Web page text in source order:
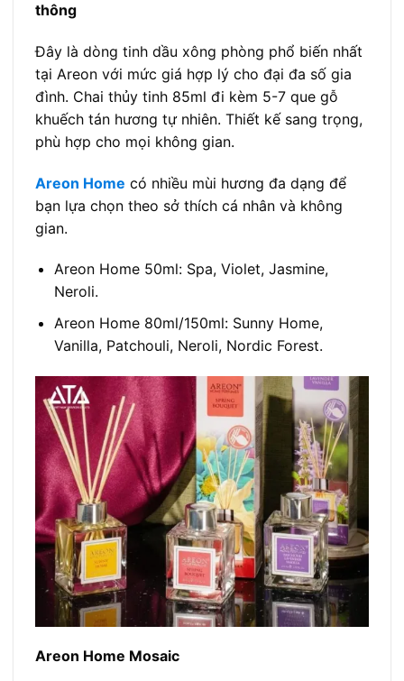
thông
Đây là dòng tinh dầu xông phòng phổ biến nhất
tại Areon với mức giá hợp lý cho đại đa số gia
đình. Chai thủy tinh 85ml đi kèm 5-7 que gỗ
khuếch tán hương tự nhiên. Thiết kế sang trọng,
phù hợp cho mọi không gian.
Areon Home có nhiều mùi hương đa dạng để
bạn lựa chọn theo sở thích cá nhân và không
gian.
Areon Home 50ml: Spa, Violet, Jasmine,
Neroli.
Areon Home 80ml/150ml: Sunny Home,
Vanilla, Patchouli, Neroli, Nordic Forest.
Areon Home Mosaic